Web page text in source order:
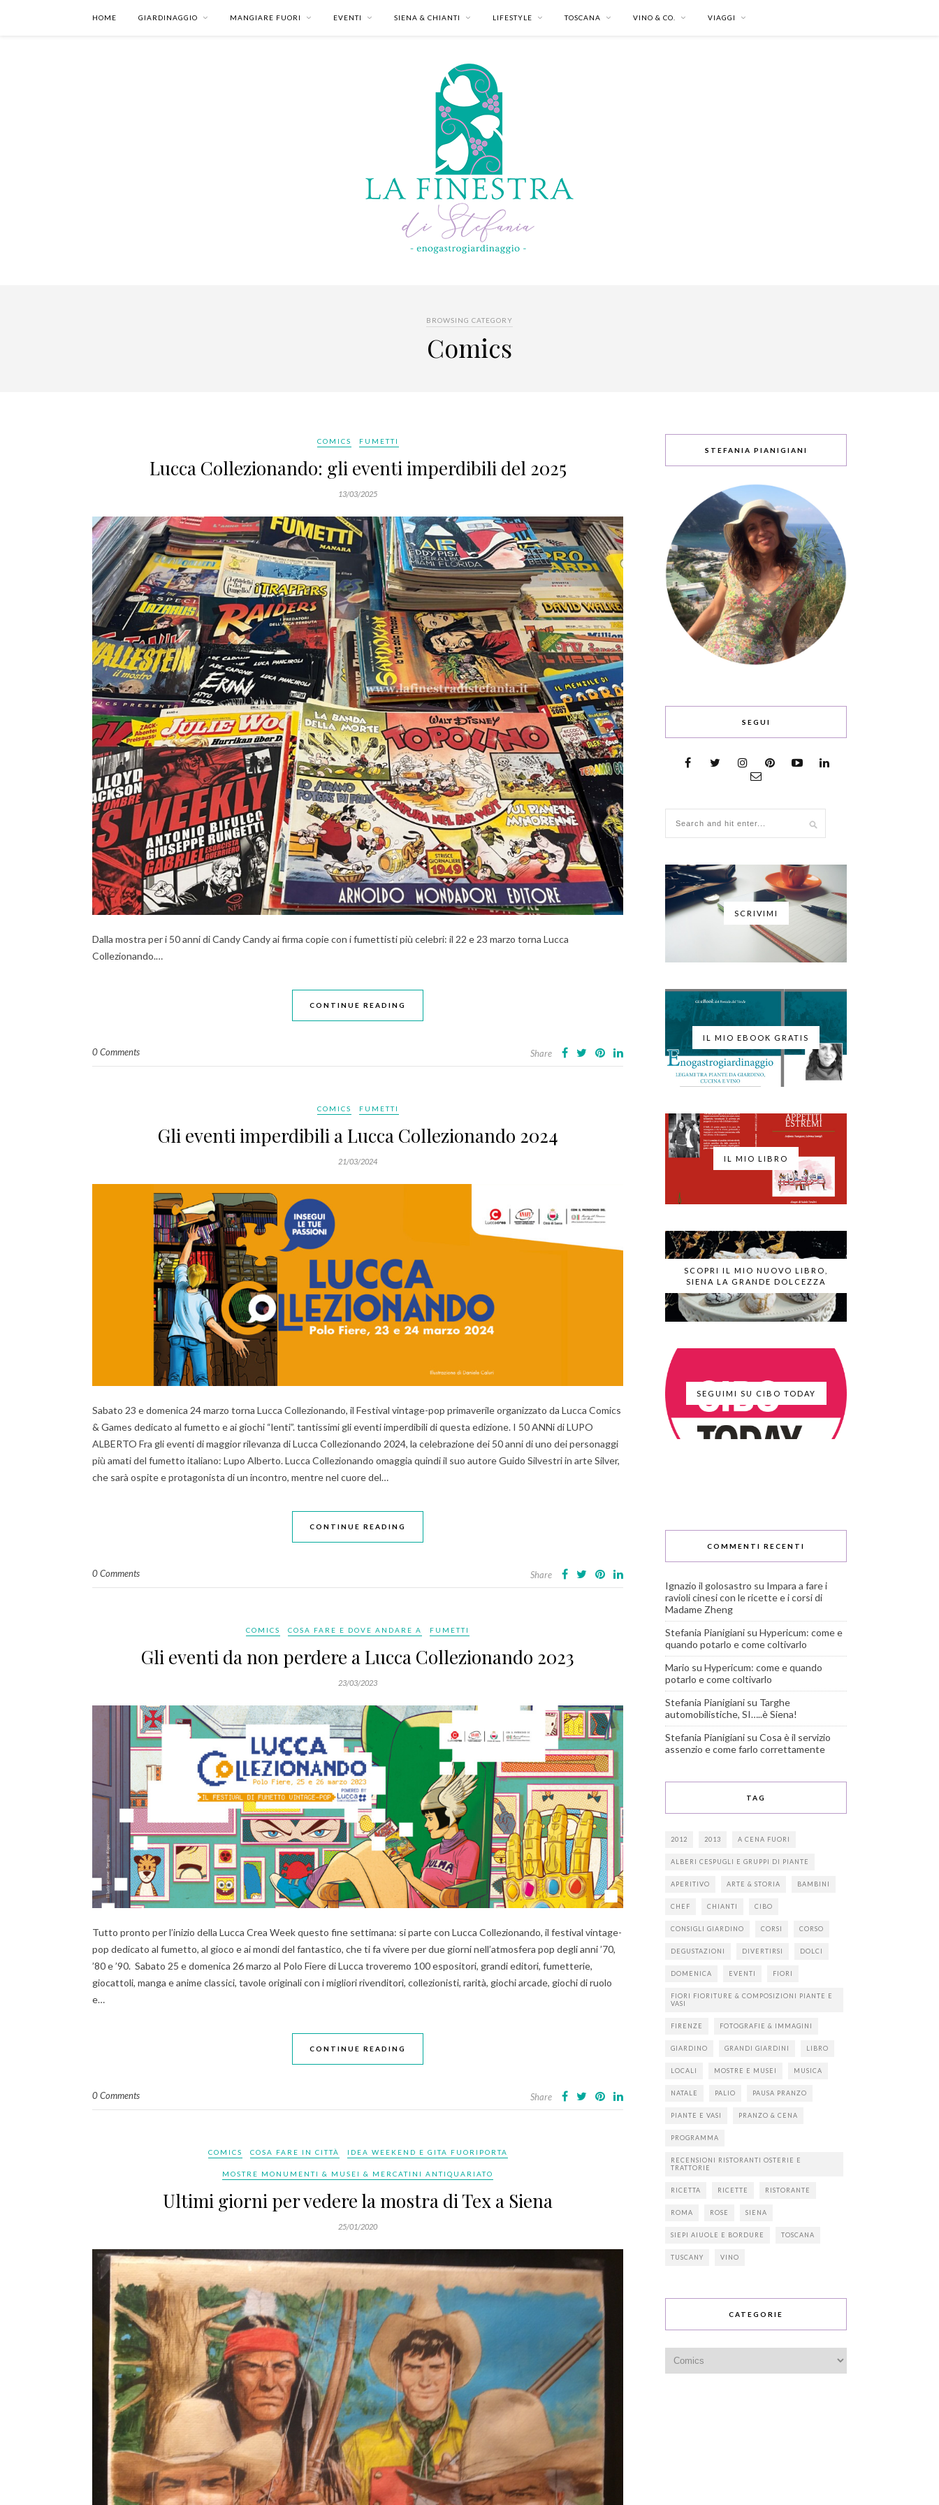
HOME GIARDINAGGIO MANGIARE FUORI EVENTI SIENA & CHIANTI LIFESTYLE TOSCANA VINO & CO. VIAGGI
BROWSING CATEGORY
Comics
COMICS FUMETTI
Lucca Collezionando: gli eventi imperdibili del 2025
13/03/2025
Dalla mostra per i 50 anni di Candy Candy ai firma copie con i fumettisti più celebri: il 22 e 23 marzo torna Lucca
Collezionando.…
CONTINUE READING
0 Comments Share
COMICS FUMETTI
Gli eventi imperdibili a Lucca Collezionando 2024
21/03/2024
Sabato 23 e domenica 24 marzo torna Lucca Collezionando, il Festival vintage-pop primaverile organizzato da Lucca Comics
& Games dedicato al fumetto e ai giochi “lenti”. tantissimi gli eventi imperdibili di questa edizione. I 50 ANNi di LUPO
ALBERTO Fra gli eventi di maggior rilevanza di Lucca Collezionando 2024, la celebrazione dei 50 anni di uno dei personaggi
più amati del fumetto italiano: Lupo Alberto. Lucca Collezionando omaggia quindi il suo autore Guido Silvestri in arte Silver,
che sarà ospite e protagonista di un incontro, mentre nel cuore del…
CONTINUE READING
0 Comments Share
COMICS COSA FARE E DOVE ANDARE A FUMETTI
Gli eventi da non perdere a Lucca Collezionando 2023
23/03/2023
Tutto pronto per l’inizio della Lucca Crea Week questo fine settimana: si parte con Lucca Collezionando, il festival vintage-
pop dedicato al fumetto, al gioco e ai mondi del fantastico, che ti fa vivere per due giorni nell’atmosfera pop degli anni ’70,
’80 e ’90. Sabato 25 e domenica 26 marzo al Polo Fiere di Lucca troveremo 100 espositori, grandi editori, fumetterie,
giocattoli, manga e anime classici, tavole originali con i migliori rivenditori, collezionisti, rarità, giochi arcade, giochi di ruolo
e…
CONTINUE READING
0 Comments Share
COMICS COSA FARE IN CITTÀ IDEA WEEKEND E GITA FUORIPORTA
MOSTRE MONUMENTI & MUSEI & MERCATINI ANTIQUARIATO
Ultimi giorni per vedere la mostra di Tex a Siena
25/01/2020
STEFANIA PIANIGIANI
SEGUI
SCRIVIMI
IL MIO EBOOK GRATIS
IL MIO LIBRO
SCOPRI IL MIO NUOVO LIBRO,
SIENA LA GRANDE DOLCEZZA
SEGUIMI SU CIBO TODAY
COMMENTI RECENTI
Ignazio il golosastro su Impara a fare i
ravioli cinesi con le ricette e i corsi di
Madame Zheng
Stefania Pianigiani su Hypericum: come e
quando potarlo e come coltivarlo
Mario su Hypericum: come e quando
potarlo e come coltivarlo
Stefania Pianigiani su Targhe
automobilistiche, SI…..è Siena!
Stefania Pianigiani su Cosa è il servizio
assenzio e come farlo correttamente
TAG
2012 2013 A CENA FUORI
ALBERI CESPUGLI E GRUPPI DI PIANTE
APERITIVO ARTE & STORIA BAMBINI
CHEF CHIANTI CIBO
CONSIGLI GIARDINO CORSI CORSO
DEGUSTAZIONI DIVERTIRSI DOLCI
DOMENICA EVENTI FIORI
FIORI FIORITURE & COMPOSIZIONI PIANTE E
VASI
FIRENZE FOTOGRAFIE & IMMAGINI
GIARDINO GRANDI GIARDINI LIBRO
LOCALI MOSTRE E MUSEI MUSICA
NATALE PALIO PAUSA PRANZO
PIANTE E VASI PRANZO & CENA
PROGRAMMA
RECENSIONI RISTORANTI OSTERIE E
TRATTORIE
RICETTA RICETTE RISTORANTE
ROMA ROSE SIENA
SIEPI AIUOLE E BORDURE TOSCANA
TUSCANY VINO
CATEGORIE